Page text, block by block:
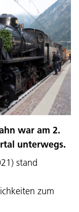
war am 2.
unterwegs.
stand
zum